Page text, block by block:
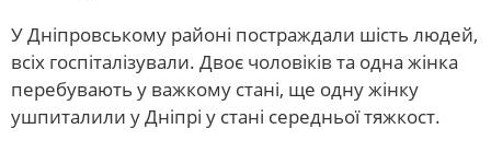
У Дніпровському районі постраждали шість людей,
всіх госпіталізували. Двоє чоловіків та одна жінка
перебувають у важкому стані, ще одну жінку
ушпиталили у Дніпрі у стані середньої тяжкост.